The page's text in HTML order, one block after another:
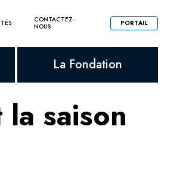
CONTACTEZ-
NOUS
PORTAIL
La Fondation
saison